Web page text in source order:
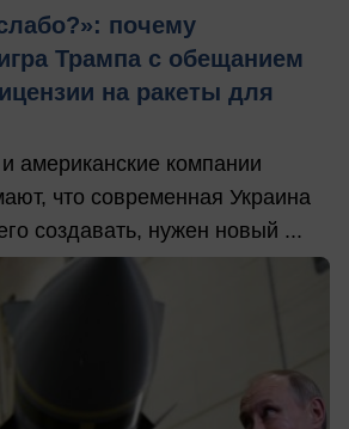
почему
Трампа с обещанием
на ракеты для
американские компании
что современная Украина
создавать, нужен новый ...